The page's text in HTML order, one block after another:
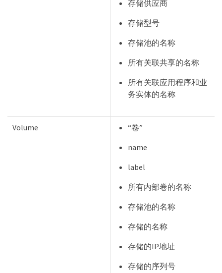
存储供应商
存储型号
存储池的名称
所有关联共享的名称
所有关联应用程序和业
务实体的名称
Volume
“卷”
name
label
所有内部卷的名称
存储池的名称
存储的名称
存储的IP地址
存储的序列号